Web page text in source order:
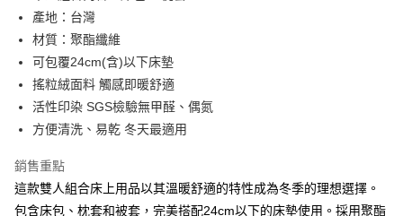
街口支付
悠遊付
全盈+PAY
ATM付款
運送方式
全家取貨付款
產地：台灣
材質：聚酯纖維
可包覆24cm(含)以下床墊
搖粒絨面料 觸感即暖舒適
活性印染 SGS檢驗無甲醛、偶氮
方便清洗、易乾 冬天最適用
銷售重點
這款雙人組合床上用品以其溫暖舒適的特性成為冬季的理想選擇。
包含床包、枕套和被套，完美搭配24cm以下的床墊使用。採用聚酯